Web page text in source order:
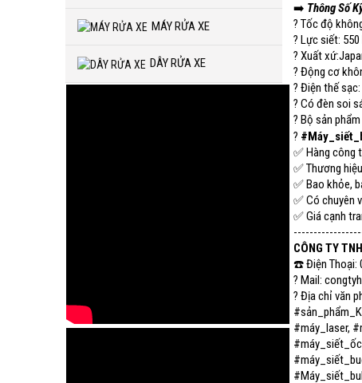
MÁY RỬA XE
DÂY RỬA XE
➡️ Thông Số
? Tốc độ
? Lực siết: 550
? Xuất
? Động cơ
? Điện thế
? Có đèn soi
? Bộ sản
?
✅ Hàng công
✅ Thương
✅ Bao khỏe,
✅ Có chuyên
✅ Giá cạnh
CÔNG TY
☎️ Điện Thoại:
? Mail:
? Địa chỉ văn
#máy_laser,
#máy_siết_ốc